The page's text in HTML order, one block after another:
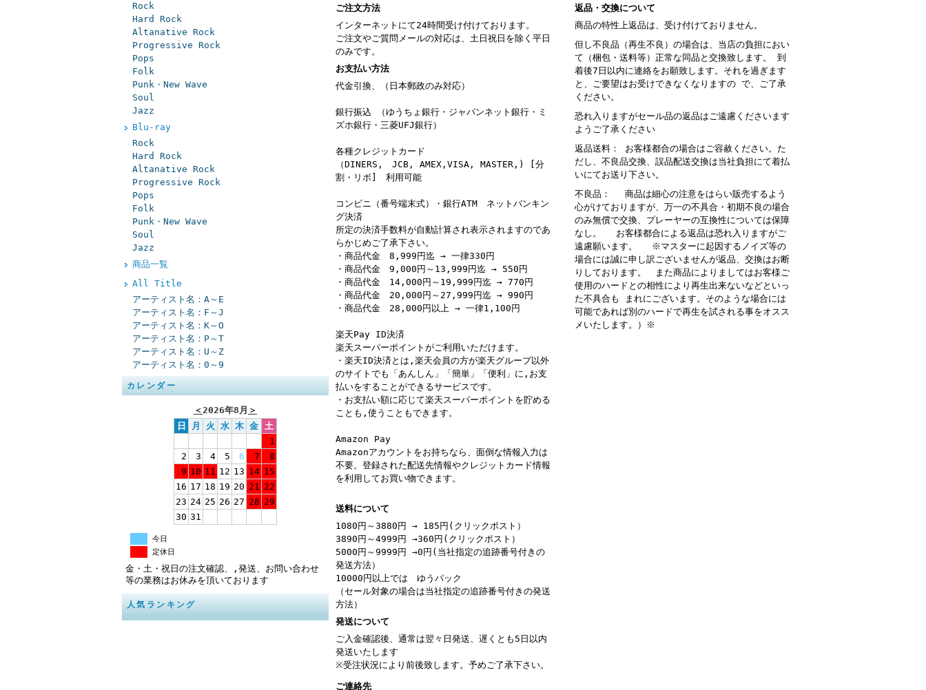
Rock
Hard Rock
Altanative Rock
Progressive Rock
Pops
Folk
Punk・New Wave
Soul
Jazz
Blu-ray
Rock
Hard Rock
Altanative Rock
Progressive Rock
Pops
Folk
Punk・New Wave
Soul
Jazz
商品一覧
All Title
アーティスト名：A～E
アーティスト名：F～J
アーティスト名：K～O
アーティスト名：P～T
アーティスト名：U～Z
アーティスト名：0～9
カレンダー
＜2026年8月 ＞
日
月 火 水 木 金 土
1
2
3 4 5 6 7
8
9 10 11 12 13 14 15
16 17 18 19 20 21 22
23 24 25 26 27 28 29
30 31
今日
定休日
金・土・祝日の注文確認、,発送、お問い合わせ
等の業務はお休みを頂いております
人気ランキング
ご注文方法
インターネットにて24時間受け付けております。
ご注文やご質問メールの対応は、土日祝日を除く平日
のみです。
お支払い方法
代金引換、（日本郵政のみ対応）
銀行振込 （ゆうちょ銀行・ジャパンネット銀行・ミ
ズホ銀行・三菱UFJ銀行）
各種クレジットカード
（DINERS, JCB, AMEX,VISA, MASTER,) [分
割・リボ] 利用可能
コンビニ（番号端末式）・銀行ATM ネットバンキン
グ決済
所定の決済手数料が自動計算され表示されますのであ
らかじめご了承下さい。
・商品代金 8,999円迄 → 一律330円
・商品代金 9,000円～13,999円迄 → 550円
・商品代金 14,000円～19,999円迄 → 770円
・商品代金 20,000円～27,999円迄 → 990円
・商品代金 28,000円以上 → 一律1,100円
楽天Pay ID決済
楽天スーパーポイントがご利用いただけます。
・楽天ID決済とは,楽天会員の方が楽天グループ以外
のサイトでも「あんしん」「簡単」「便利」に,お支
払いをすることができるサービスです。
・お支払い額に応じて楽天スーパーポイントを貯める
ことも,使うこともできます。
Amazon Pay
Amazonアカウントをお持ちなら、面倒な情報入力は
不要。登録された配送先情報やクレジットカード情報
を利用してお買い物できます。
送料について
1080円～3880円 → 185円(クリックポスト）
3890円～4999円 →360円(クリックポスト）
5000円～9999円 →0円(当社指定の追跡番号付きの
発送方法）
10000円以上では ゆうパック
（セール対象の場合は当社指定の追跡番号付きの発送
方法）
発送について
ご入金確認後、通常は翌々日発送、遅くとも5日以内
発送いたします
※受注状況により前後致します。予めご了承下さい。
返品・交換について
商品の特性上返品は、受け付けておりません。
但し不良品（再生不良）の場合は、当店の負担におい
て（梱包・送料等）正常な同品と交換致します。 到
着後7日以内に連絡をお願致します。それを過ぎます
と、ご要望はお受けできなくなりますの で、ご了承
ください。
恐れ入りますがセール品の返品はご遠慮くださいます
ようご了承ください
返品送料： お客様都合の場合はご容赦ください。た
だし、不良品交換、誤品配送交換は当社負担にて着払
いにてお送り下さい。
不良品： 商品は細心の注意をはらい販売するよう
心がけておりますが、万一の不具合・初期不良の場合
のみ無償で交換、プレーヤーの互換性については保障
なし。 お客様都合による返品は恐れ入りますがご
遠慮願います。 ※マスターに起因するノイズ等の
場合には誠に申し訳ございませんが返品、交換はお断
りしております。 また商品によりましてはお客様ご
使用のハードとの相性により再生出来ないなどといっ
た不具合も まれにございます。そのような場合には
可能であれば別のハードで再生を試される事をオスス
メいたします。）※
ご連絡先